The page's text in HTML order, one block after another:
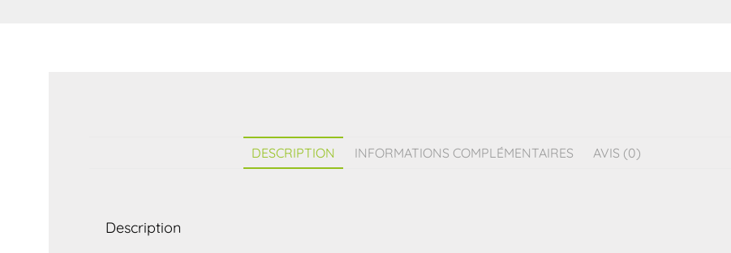
DESCRIPTION INFORMATIONS COMPLÉMENTAIRES AVIS (0)
Description